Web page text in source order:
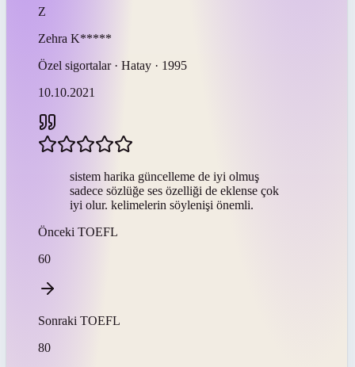
Z
Zehra K*****
Özel sigortalar · Hatay · 1995
10.10.2021
sistem harika güncelleme de iyi olmuş
sadece sözlüğe ses özelliği de eklense çok
iyi olur. kelimelerin söylenişi önemli.
Önceki TOEFL
60
Sonraki TOEFL
80